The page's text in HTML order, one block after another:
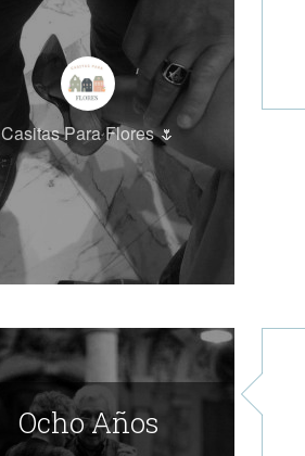
Casitas Para Flores 🌷
Ocho Años